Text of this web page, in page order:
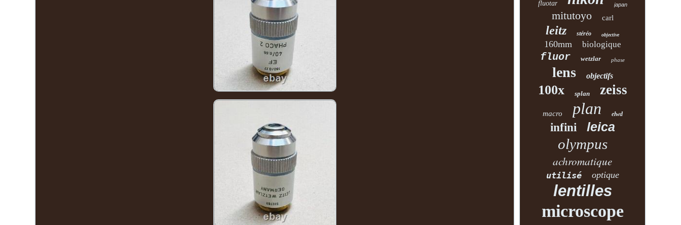
fluotar japan
mitutoyo carl
leitz stéréo objective
160mm biologique
fluor wetzlar phase
lens objectifs
100x splan zeiss
macro plan elwd
infini leica
olympus
achromatique
utilisé optique
lentilles
microscope